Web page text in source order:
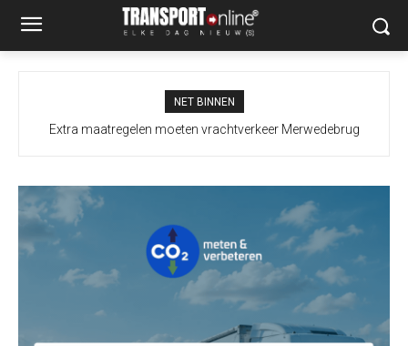
NET BINNEN
Extra maatregelen moeten vrachtverkeer Merwedebrug